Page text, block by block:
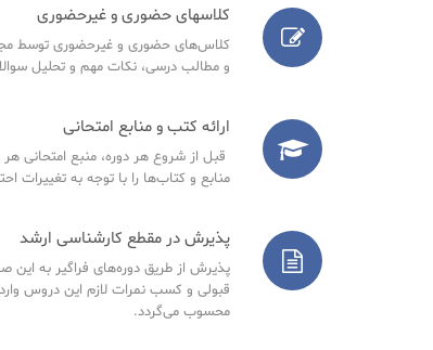
کلاسهای حضوری و غیرحضوری
کلاس‌های حضوری و غیرحضوری توسط
و مطالب درسی، نکات مهم و تحلیل
ارائه کتب و منابع امتحانی
قبل از شروع هر دوره، منبع امتحانی
منابع و کتاب‌ها را با توجه به تغییرات
پذیرش در مقطع کارشناسی ارشد
پذیرش از طریق دوره‌های فراگیر به این
قبولی و کسب نمرات لازم این دروس
محسوب می‌گردد.